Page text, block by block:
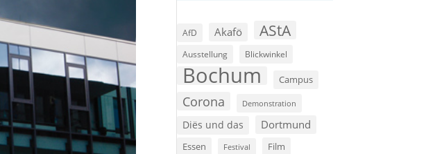
AfD Akafö AStA
Ausstellung Blickwinkel
Bochum Campus
Corona Demonstration
Diës und das Dortmund
Essen Festival Film